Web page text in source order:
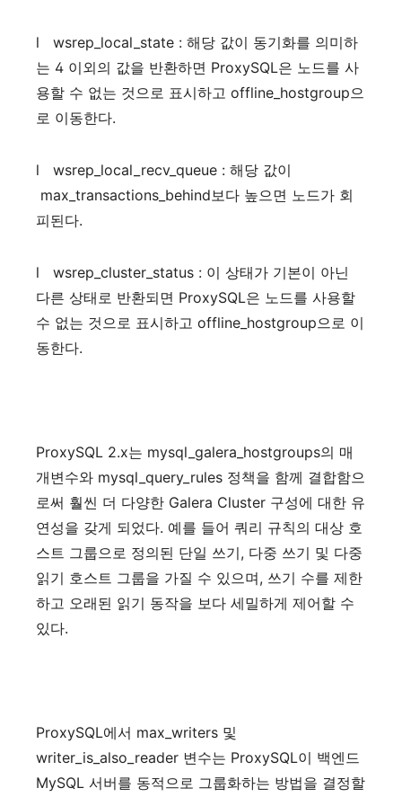
l wsrep_local_state : 해당 값이 동기화를 의미하
는 4 이외의 값을 반환하면 ProxySQL은 노드를 사
용할 수 없는 것으로 표시하고 offline_hostgroup으
로 이동한다.
l wsrep_local_recv_queue : 해당 값이
max_transactions_behind보다 높으면 노드가 회
피된다.
l wsrep_cluster_status : 이 상태가 기본이 아닌
다른 상태로 반환되면 ProxySQL은 노드를 사용할
수 없는 것으로 표시하고 offline_hostgroup으로 이
동한다.
ProxySQL 2.x는 mysql_galera_hostgroups의 매
개변수와 mysql_query_rules 정책을 함께 결합함으
로써 훨씬 더 다양한 Galera Cluster 구성에 대한 유
연성을 갖게 되었다. 예를 들어 쿼리 규칙의 대상 호
스트 그룹으로 정의된 단일 쓰기, 다중 쓰기 및 다중
읽기 호스트 그룹을 가질 수 있으며, 쓰기 수를 제한
하고 오래된 읽기 동작을 보다 세밀하게 제어할 수
있다.
ProxySQL에서 max_writers 및
writer_is_also_reader 변수는 ProxySQL이 백엔드
MySQL 서버를 동적으로 그룹화하는 방법을 결정할